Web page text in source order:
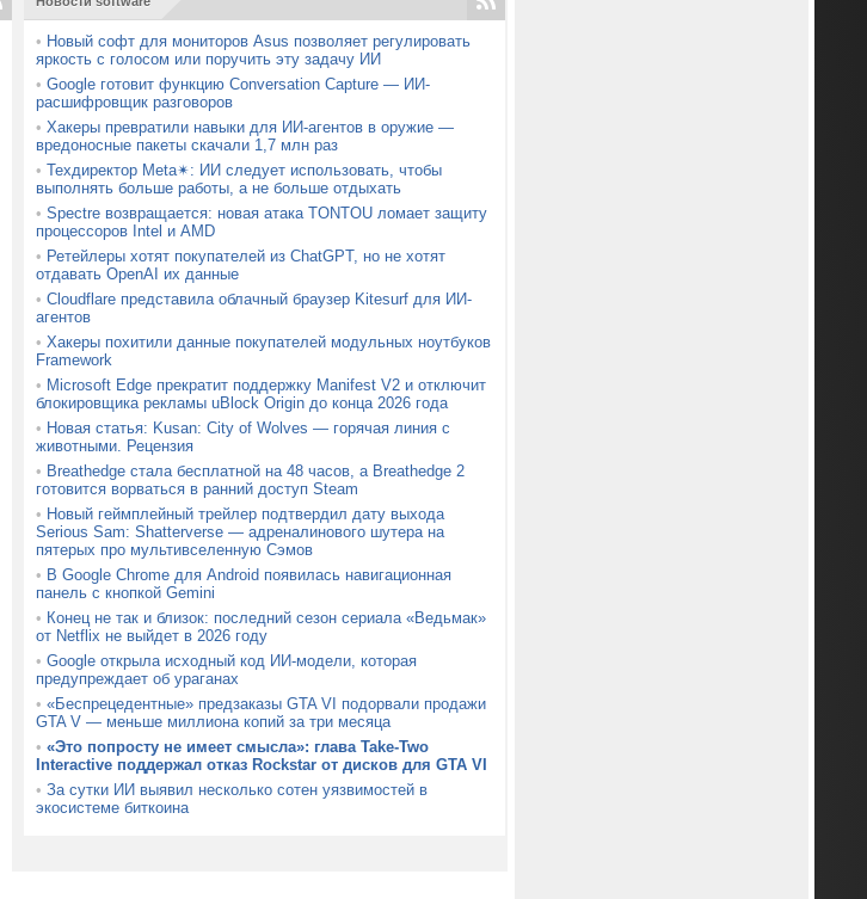
• Новый софт для мониторов Asus позволяет регулировать
яркость с голосом или поручить эту задачу ИИ
• Google готовит функцию Conversation Capture — ИИ-
расшифровщик разговоров
• Хакеры превратили навыки для ИИ-агентов в оружие —
вредоносные пакеты скачали 1,7 млн раз
• Техдиректор Meta✴: ИИ следует использовать, чтобы
выполнять больше работы, а не больше отдыхать
• Spectre возвращается: новая атака TONTOU ломает защиту
процессоров Intel и AMD
• Ретейлеры хотят покупателей из ChatGPT, но не хотят
отдавать OpenAI их данные
• Cloudflare представила облачный браузер Kitesurf для ИИ-
агентов
• Хакеры похитили данные покупателей модульных ноутбуков
Framework
• Microsoft Edge прекратит поддержку Manifest V2 и отключит
блокировщика рекламы uBlock Origin до конца 2026 года
• Новая статья: Kusan: City of Wolves — горячая линия с
животными. Рецензия
• Breathedge стала бесплатной на 48 часов, а Breathedge 2
готовится ворваться в ранний доступ Steam
• Новый геймплейный трейлер подтвердил дату выхода
Serious Sam: Shatterverse — адреналинового шутера на
пятерых про мультивселенную Сэмов
• В Google Chrome для Android появилась навигационная
панель с кнопкой Gemini
• Конец не так и близок: последний сезон сериала «Ведьмак»
от Netflix не выйдет в 2026 году
• Google открыла исходный код ИИ-модели, которая
предупреждает об ураганах
• «Беспрецедентные» предзаказы GTA VI подорвали продажи
GTA V — меньше миллиона копий за три месяца
• «Это попросту не имеет смысла»: глава Take-Two
Interactive поддержал отказ Rockstar от дисков для GTA VI
• За сутки ИИ выявил несколько сотен уязвимостей в
экосистеме биткоина